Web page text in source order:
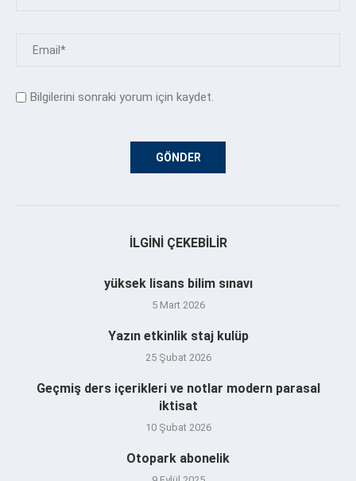
Bilgilerini sonraki yorum için kaydet.
İLGINI ÇEKEBILIR
yüksek lisans bilim sınavı
5 Mart 2026
Yazın etkinlik staj kulüp
25 Şubat 2026
Geçmiş ders içerikleri ve notlar modern parasal
iktisat
10 Şubat 2026
Otopark abonelik